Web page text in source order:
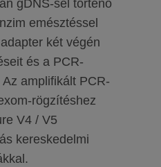
gDNS-sel történő
emésztéssel
két végén
és a PCR-
amplifikált PCR-
rögzítéshez
V4 / V5
kereskedelmi